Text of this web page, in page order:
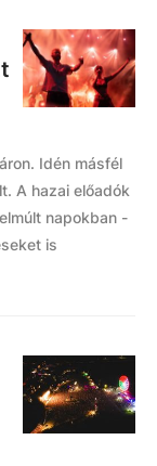
Idén másfél
A hazai előadók
napokban -
is